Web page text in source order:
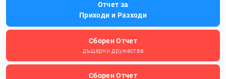
Отчет за
Приходи и Разходи
Сборен Отчет
дъщерни дружества
Сборен Отчет